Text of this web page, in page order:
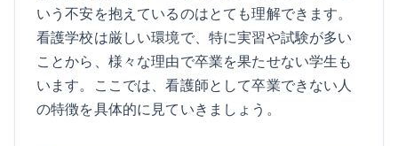
いう不安を抱えているのはとても理解できます。
看護学校は厳しい環境で、特に実習や試験が多い
ことから、様々な理由で卒業を果たせない学生も
います。ここでは、看護師として卒業できない人
の特徴を具体的に見ていきましょう。